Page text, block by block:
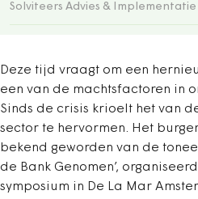
Solviteers Advies & Implementatie
Deze tijd vraagt om een
een van de machtsfactoren in
Sinds de crisis krioelt het van
sector te hervormen. Het
bekend geworden van de
de Bank Genomen’,
symposium in De La Mar